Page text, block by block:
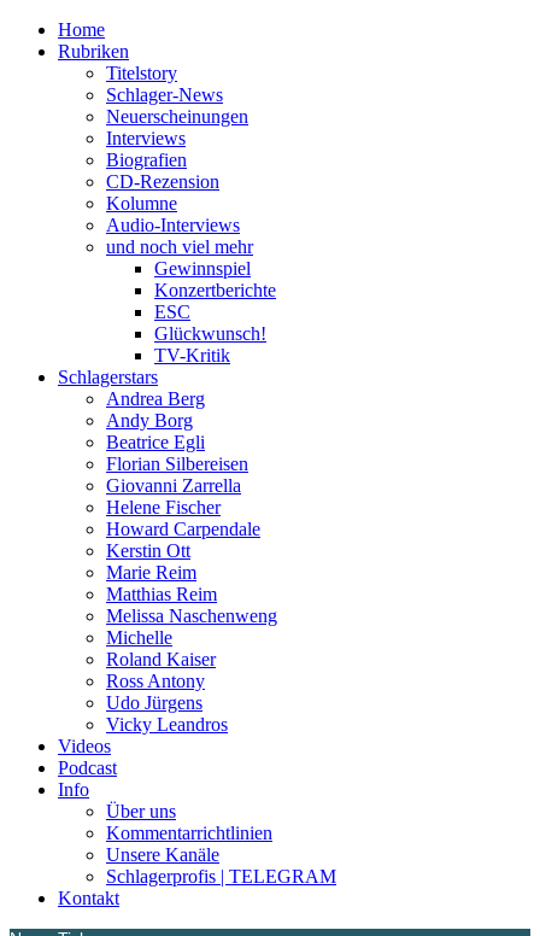
Home
Rubriken
Titelstory
Schlager-News
Neuerscheinungen
Interviews
Biografien
CD-Rezension
Kolumne
Audio-Interviews
und noch viel mehr
Gewinnspiel
Konzertberichte
ESC
Glückwunsch!
TV-Kritik
Schlagerstars
Andrea Berg
Andy Borg
Beatrice Egli
Florian Silbereisen
Giovanni Zarrella
Helene Fischer
Howard Carpendale
Kerstin Ott
Marie Reim
Matthias Reim
Melissa Naschenweng
Michelle
Roland Kaiser
Ross Antony
Udo Jürgens
Vicky Leandros
Videos
Podcast
Info
Über uns
Kommentarrichtlinien
Unsere Kanäle
Schlagerprofis | TELEGRAM
Kontakt